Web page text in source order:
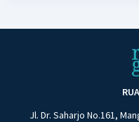
Jl. Dr. Saharjo No.161,